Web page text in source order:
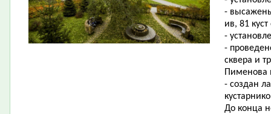
-
ив, 81
-
-
сквера и
Пименова
- создан
куст
До конца